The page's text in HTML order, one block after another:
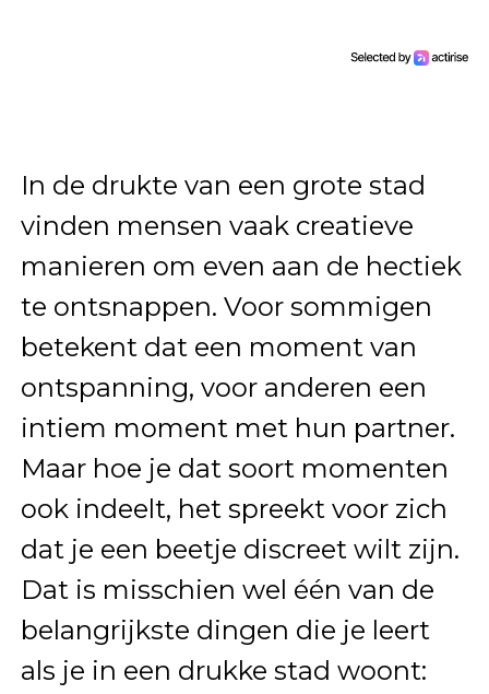
In de drukte van een grote stad
vinden mensen vaak creatieve
manieren om even aan de hectiek
te ontsnappen. Voor sommigen
betekent dat een moment van
ontspanning, voor anderen een
intiem moment met hun partner.
Maar hoe je dat soort momenten
ook indeelt, het spreekt voor zich
dat je een beetje discreet wilt zijn.
Dat is misschien wel één van de
belangrijkste dingen die je leert
als je in een drukke stad woont: